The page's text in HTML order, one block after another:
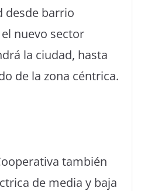
desde barrio
nuevo sector
la ciudad, hasta
de la zona céntrica.
también
de media y baja